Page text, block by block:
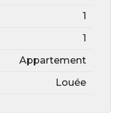
1
1
Appartement
Louée